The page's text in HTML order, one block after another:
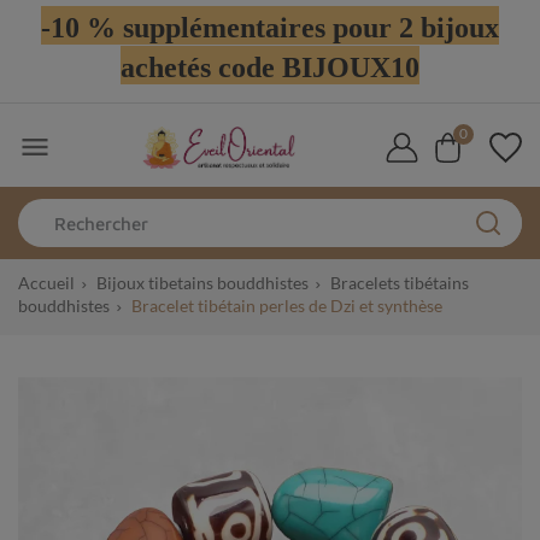
-10 % supplémentaires pour 2 bijoux
achetés code BIJOUX10
 0
Accueil Bijoux tibetains bouddhistes
Bracelets tibétains
bouddhistes
Bracelet tibétain perles de Dzi et synthèse